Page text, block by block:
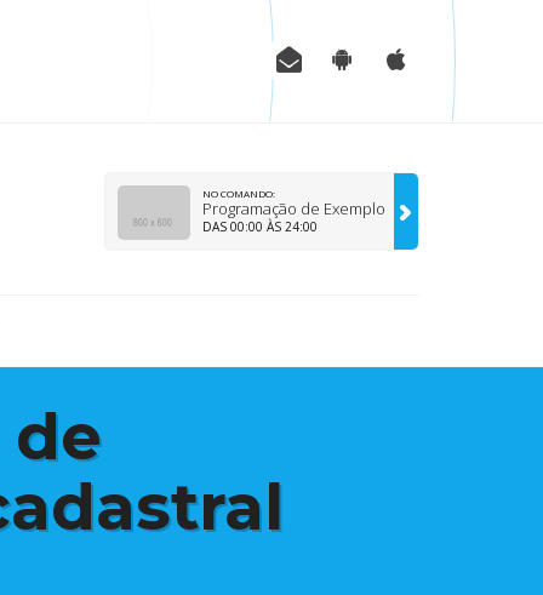
NO COMANDO:
Programação de Exemplo
DAS 00:00 ÀS 24:00
de